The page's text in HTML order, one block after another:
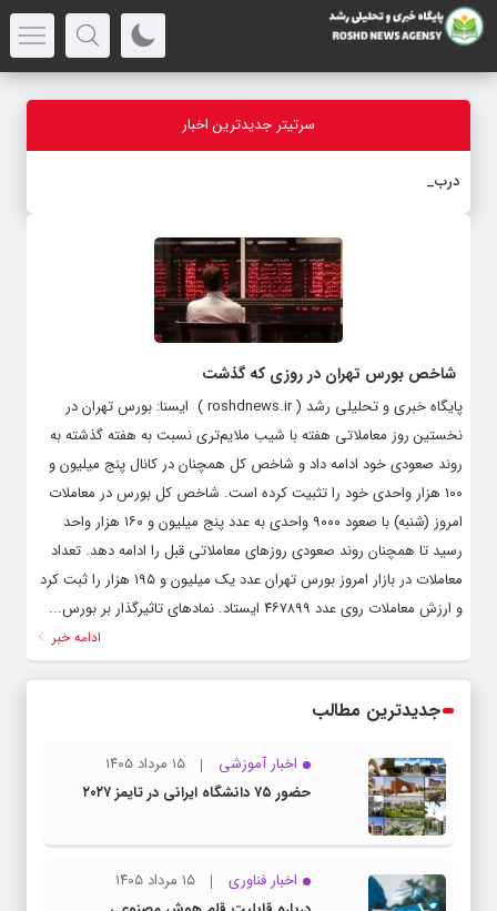
سرتیتر جدیدترین اخبار
درباره ق
شاخص بورس تهران در روزی که گذشت
پایگاه خبری و تحلیلی رشد ( roshdnews.ir ) ایسنا: بورس تهران در
نخستین روز معاملاتی هفته با شیب ملایم‌تری نسبت به هفته گذشته به
روند صعودی خود ادامه داد و شاخص کل همچنان در کانال پنج میلیون و
۱۰۰ هزار واحدی خود را تثبیت کرده است. شاخص کل بورس در معاملات
امروز (شنبه) با صعود ۹۰۰۰ واحدی به عدد پنج میلیون و ۱۶۰ هزار واحد
رسید تا همچنان روند صعودی روزهای معاملاتی قبل را ادامه دهد. تعداد
معاملات در بازار امروز بورس تهران عدد یک میلیون و ۱۹۵ هزار را ثبت کرد
و ارزش معاملات روی عدد ۴۶۷۸۹۹ ایستاد. نمادهای تاثیرگذار بر بورس...
ادامه خبر
جدیدترین مطالب
اخبار آموزشی
۱۵ مرداد ۱۴۰۵
حضور ۷۵ دانشگاه ایرانی در تایمز ۲۰۲۷
اخبار فناوری
۱۵ مرداد ۱۴۰۵